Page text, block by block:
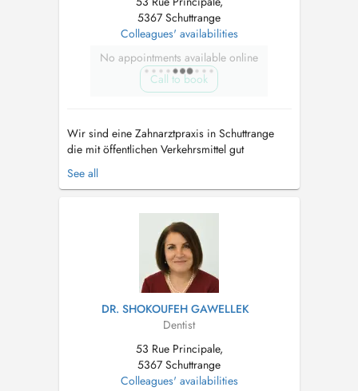
5367 Schuttrange
Colleagues' availabilities
No appointments available online
Call to book
Wir sind eine Zahnarztpraxis in Schuttrange
die mit öffentlichen Verkehrsmittel gut
erreichbar ist und über Parkplätze verfügt. Wir
haben einen behindertengerechten Aufzug.
Notre cabinet dentaire est situé à Shuttrange,
nous disposons d'un parking deva...
See all
DR. SHOKOUFEH GAWELLEK
Dentist
53 Rue Principale,
5367 Schuttrange
Colleagues' availabilities